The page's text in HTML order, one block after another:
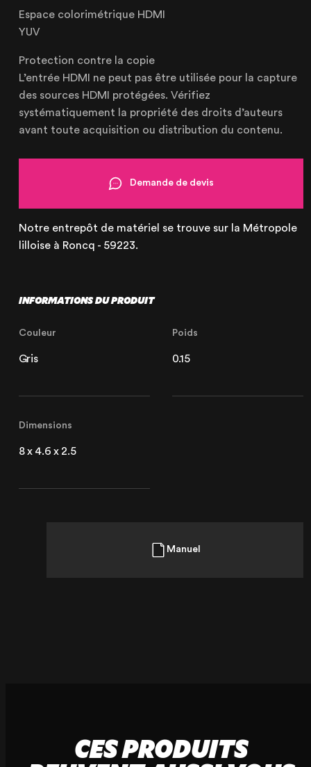
Espace colorimétrique HDMI
YUV
Protection contre la copie
L’entrée HDMI ne peut pas être utilisée pour la capture
des sources HDMI protégées. Vérifiez
systématiquement la propriété des droits d’auteurs
avant toute acquisition ou distribution du contenu.
Demande de devis
Notre entrepôt de matériel se trouve sur la Métropole
lilloise à Roncq - 59223.
INFORMATIONS DU PRODUIT
Couleur
Gris
Poids
0.15
Dimensions
8 x 4.6 x 2.5
Manuel
CES PRODUITS